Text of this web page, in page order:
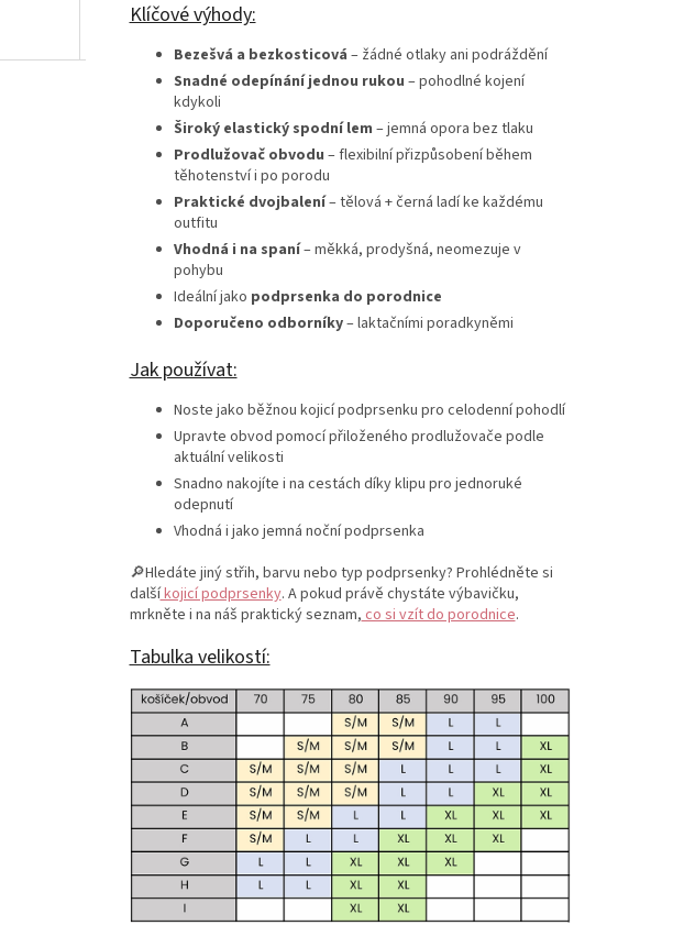
Klíčové výhody:
Bezešvá a bezkosticová – žádné otlaky ani podráždění
Snadné odepínání jednou rukou – pohodlné kojení
kdykoli
Široký elastický spodní lem – jemná opora bez tlaku
Prodlužovač obvodu – flexibilní přizpůsobení během
těhotenství i po porodu
Praktické dvojbalení– tělová + černá ladí ke každému
outfitu
Vhodná i na spaní– měkká, prodyšná, neomezuje v
pohybu
Ideální jako podprsenka do porodnice
Doporučeno odborníky– laktačními poradkyněmi
Jak používat:
Noste jako běžnou kojicí podprsenku pro celodenní pohodlí
Upravte obvod pomocí přiloženého prodlužovače podle
aktuální velikosti
Snadno nakojíte i na cestách díky klipu pro jednoruké
odepnutí
Vhodná i jako jemná noční podprsenka
🔎Hledáte jiný střih, barvu nebo typ podprsenky? Prohlédněte si
dalšíkojicí podprsenky. A pokud právě chystáte výbavičku,
mrkněte i na náš praktický seznam,co si vzít do porodnice.
Tabulka velikostí: